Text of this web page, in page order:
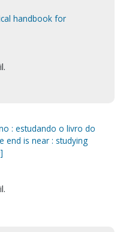
handbook for
: estudando o livro do
end is near : studying